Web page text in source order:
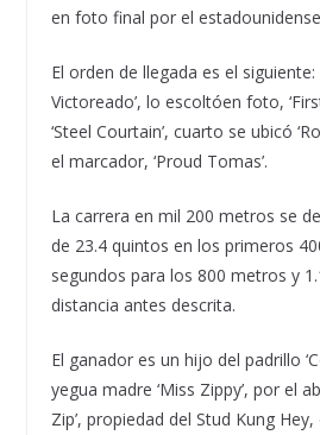
en foto final por el estadounidense
El orden de llegada es el siguiente:
Victoreado’, lo escoltóen foto,
‘Steel Courtain’, cuarto se ubicó
el marcador, ‘Proud Tomas’.
La carrera en mil 200 metros se
de 23.4 quintos en los primeros
segundos para los 800 metros y
distancia antes descrita.
El ganador es un hijo del padrillo
yegua madre ‘Miss Zippy’, por el
Zip’, propiedad del Stud Kung